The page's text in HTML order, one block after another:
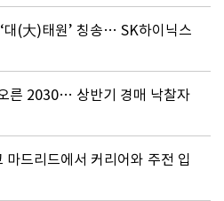
대(大)태원’ 칭송… SK하이닉스
른 2030… 상반기 경매 낙찰자
마드리드에서 커리어와 주전 입